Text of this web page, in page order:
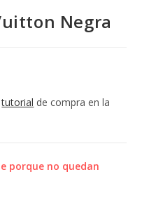
Negra
tutorial de compra en la
porque no quedan